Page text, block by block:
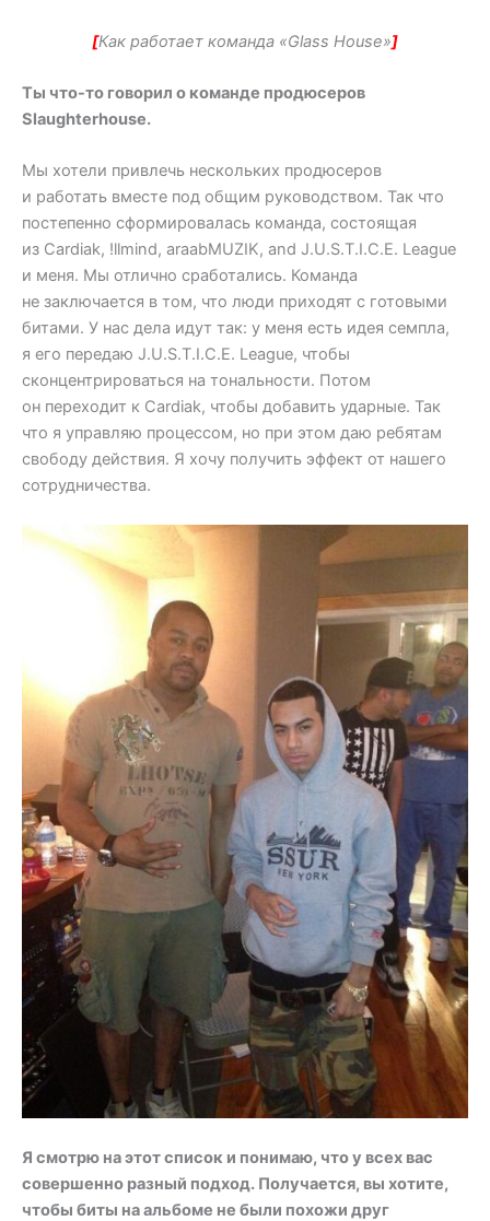
[Как работает команда «Glass House»]
Ты что-то говорил о команде продюсеров
Slaughterhouse.
Мы хотели привлечь нескольких продюсеров
и работать вместе под общим руководством. Так что
постепенно сформировалась команда, состоящая
из Cardiak, !llmind, araabMUZIK, and J.U.S.T.I.C.E. League
и меня. Мы отлично сработались. Команда
не заключается в том, что люди приходят с готовыми
битами. У нас дела идут так: у меня есть идея семпла,
я его передаю J.U.S.T.I.C.E. League, чтобы
сконцентрироваться на тональности. Потом
он переходит к Cardiak, чтобы добавить ударные. Так
что я управляю процессом, но при этом даю ребятам
свободу действия. Я хочу получить эффект от нашего
сотрудничества.
Я смотрю на этот список и понимаю, что у всех вас
совершенно разный подход. Получается, вы хотите,
чтобы биты на альбоме не были похожи друг